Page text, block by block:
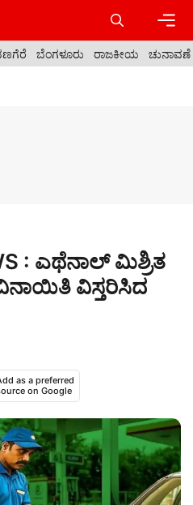
ಬೆಂಗಳೂರು ರಾಜಕೀಯ ಚುನಾವಣೆ
: ಎಥೆನಾಲ್ ಮಿಶ್ರಿತ
ವಿಸ್ತರಿಸಿದ
as a preferred
on Google